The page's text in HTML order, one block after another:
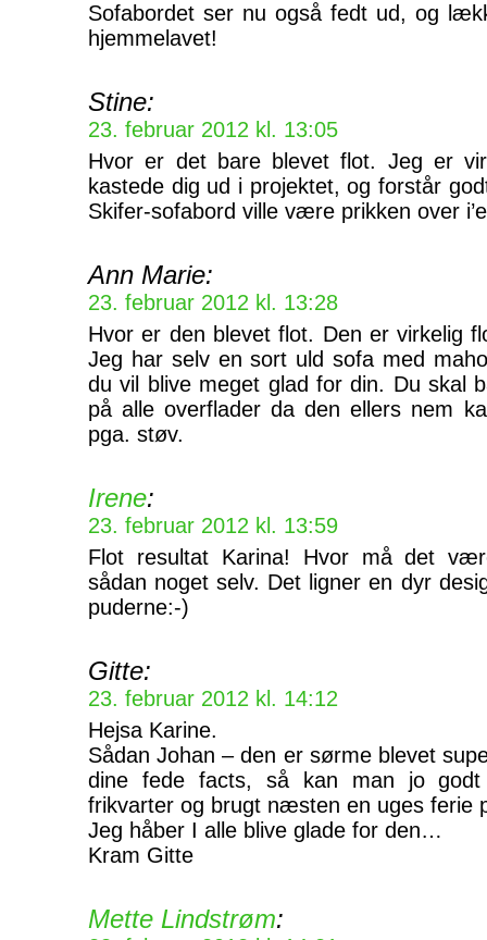
Sofabordet ser nu også fedt ud, og
hjemmelavet!
Stine:
23. februar 2012 kl. 13:05
Hvor er det bare blevet flot. Jeg er
kastede dig ud i projektet, og forstår
Skifer-sofabord ville være prikken over
Ann Marie:
23. februar 2012 kl. 13:28
Hvor er den blevet flot. Den er virkelig
Jeg har selv en sort uld sofa med
du vil blive meget glad for din. Du skal
på alle overflader da den ellers nem
pga. støv.
Irene:
23. februar 2012 kl. 13:59
Flot resultat Karina! Hvor må det
sådan noget selv. Det ligner en dyr
puderne:-)
Gitte:
23. februar 2012 kl. 14:12
Hejsa Karine.
Sådan Johan – den er sørme blevet
dine fede facts, så kan man jo
frikvarter og brugt næsten en uges ferie
Jeg håber I alle blive glade for den…
Kram Gitte
Mette Lindstrøm: